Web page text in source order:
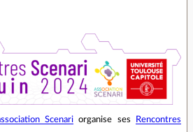
Scenari organise ses
Rencontres